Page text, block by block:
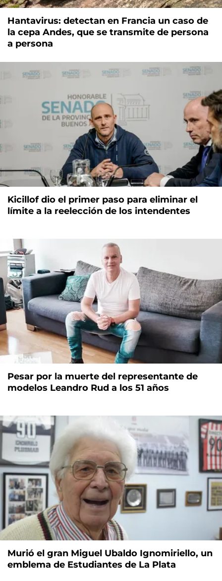
Hantavirus: detectan en Francia un caso de
la cepa Andes, que se transmite de persona
a persona
Kicillof dio el primer paso para eliminar el
límite a la reelección de los intendentes
Pesar por la muerte del representante de
modelos Leandro Rud a los 51 años
Murió el gran Miguel Ubaldo Ignomiriello, un
emblema de Estudiantes de La Plata